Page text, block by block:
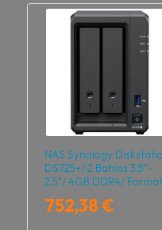
NAS Synology
DS725+/ 2 Bahías 3.5"-
2.5"/ 4GB DDR4/
752,38 €